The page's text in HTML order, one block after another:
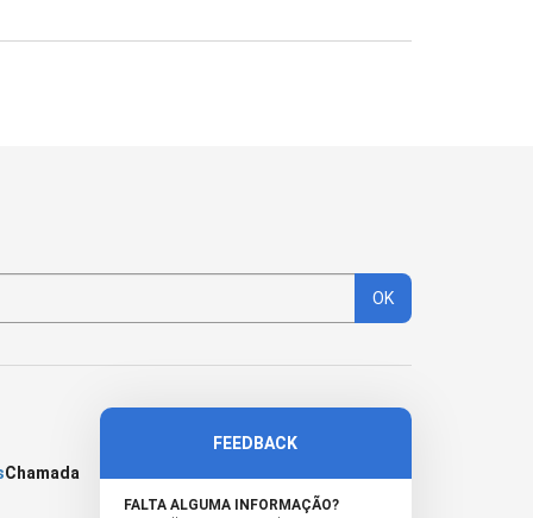
OK
Chamada
FEEDBACK
FALTA ALGUMA INFORMAÇÃO?